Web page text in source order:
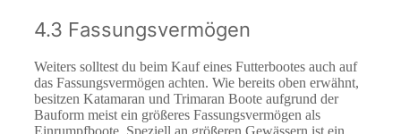
4.3 Fassungsvermögen
Weiters solltest du beim Kauf eines Futterbootes auch auf
das Fassungsvermögen achten. Wie bereits oben erwähnt,
besitzen Katamaran und Trimaran Boote aufgrund der
Bauform meist ein größeres Fassungsvermögen als
Einrumpfboote. Speziell an größeren Gewässern ist ein